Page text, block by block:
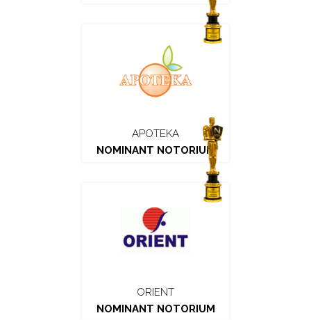
APOTEKA
NOMINANT NOTORIUM
ORIENT
NOMINANT NOTORIUM